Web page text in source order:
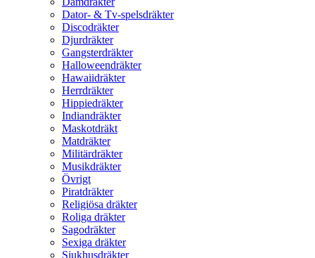
Dator- & Tv-spelsdräkter
Discodräkter
Djurdräkter
Gangsterdräkter
Halloweendräkter
Hawaiidräkter
Herrdräkter
Hippiedräkter
Indiandräkter
Maskotdräkt
Matdräkter
Militärdräkter
Musikdräkter
Övrigt
Piratdräkter
Religiösa dräkter
Roliga dräkter
Sagodräkter
Sexiga dräkter
Sjukhusdräkter